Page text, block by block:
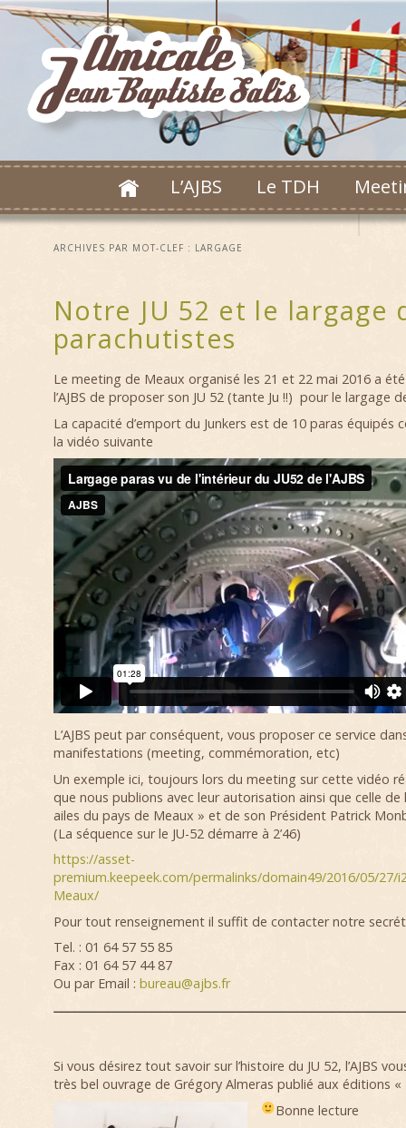
L’AJBS Le TDH
ARCHIVES PAR MOT-CLEF : LARGAGE
Notre JU 52 et le largage
parachutistes
Le meeting de Meaux organisé les 21 et 22 mai 2016 a été
l’AJBS de proposer son JU 52 (tante Ju !!) pour le largage
La capacité d’emport du Junkers est de 10 paras équipés
la vidéo suivante
L’AJBS peut par conséquent, vous proposer ce service
manifestations (meeting, commémoration, etc)
Un exemple ici, toujours lors du meeting sur cette vidéo
que nous publions avec leur autorisation ainsi que celle de
ailes du pays de Meaux » et de son Président Patrick
(La séquence sur le JU-52 démarre à 2’46)
https://asset-
premium.keepeek.com/permalinks/domain49/2016/05/27/
Meaux/
Pour tout renseignement il suffit de contacter notre
Tel. : 01 64 57 55 85
Fax : 01 64 57 44 87
Ou par Email : bureau@ajbs.fr
Si vous désirez tout savoir sur l’histoire du JU 52, l’AJBS
très bel ouvrage de Grégory Almeras publié aux éditions «
Bonne lecture